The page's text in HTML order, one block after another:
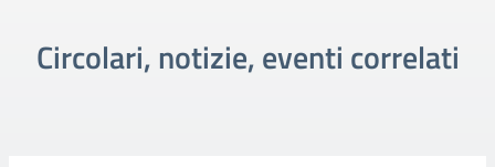
Circolari, notizie, eventi correlati